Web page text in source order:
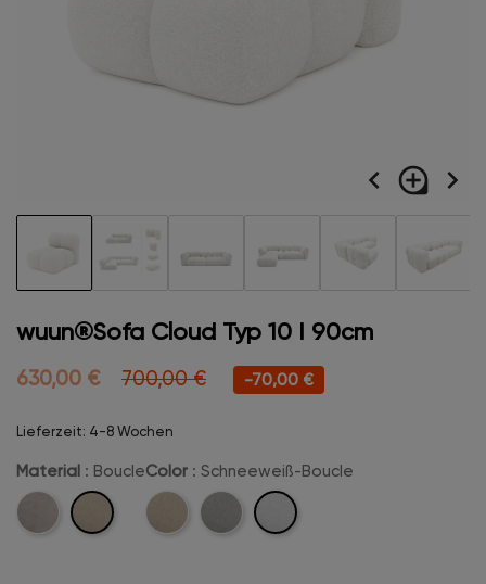
navigate_before loupe navigate_next
wuun®Sofa Cloud Typ 10 I 90cm
630,00 € 700,00 € -70,00 €
Lieferzeit: 4-8 Wochen
Material : Boucle
Velvet Boucle
Color : Schneeweiß-Boucle
Beige-
Hellgrau-Schneeweiß-
Boucle